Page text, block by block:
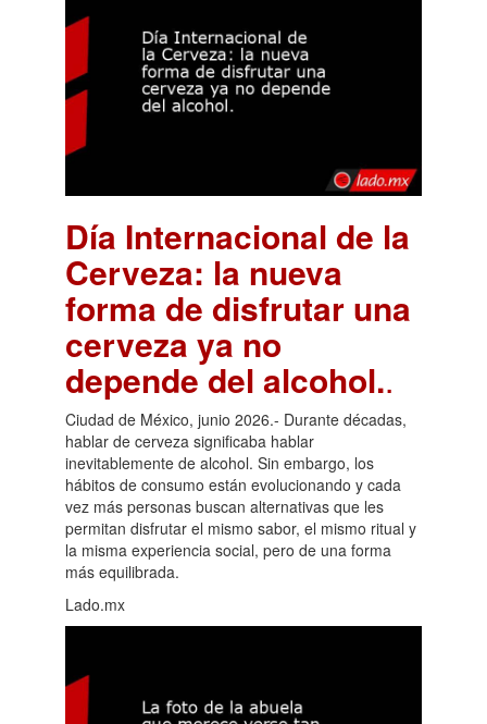
Día Internacional de la
Cerveza: la nueva
forma de disfrutar una
cerveza ya no
depende del alcohol..
Ciudad de México, junio 2026.- Durante décadas,
hablar de cerveza significaba hablar
inevitablemente de alcohol. Sin embargo, los
hábitos de consumo están evolucionando y cada
vez más personas buscan alternativas que les
permitan disfrutar el mismo sabor, el mismo ritual y
la misma experiencia social, pero de una forma
más equilibrada.
Lado.mx